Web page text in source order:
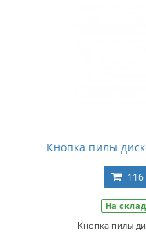
Кнопка пилы
116
На
Кнопка пилы